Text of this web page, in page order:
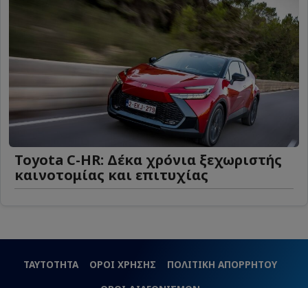
Toyota C-HR: Δέκα χρόνια ξεχωριστής
καινοτομίας και επιτυχίας
ΤΑΥΤΟΤΗΤΑ ΟΡΟΙ ΧΡΗΣΗΣ
ΠΟΛΙΤΙΚΗ ΑΠΟΡΡΗΤΟΥ